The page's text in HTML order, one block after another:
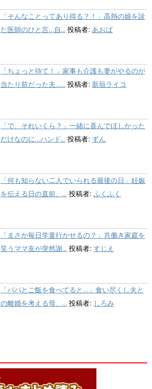
「そんなことってあり得る？！」高熱の娘を診
た医師のひと言…自... 投稿者: あおば
「ちょっと待て！」家事も介護も妻がやるのが
当たり前だった夫…... 投稿者: 新垣ライコ
「で、それいくら？」一緒に喜んでほしかった
だけなのに…ハンド... 投稿者: ずん
「何も知らない二人でいられる最後の日」妊娠
を伝える日の直前、... 投稿者: ふくふく
「まさか毎日学童行かせるの？」共働き家庭を
笑うママ友が突然謝... 投稿者: すじえ
「パパとご飯を食べてると…」食い尽くし夫と
の離婚を考える母、... 投稿者: しろみ